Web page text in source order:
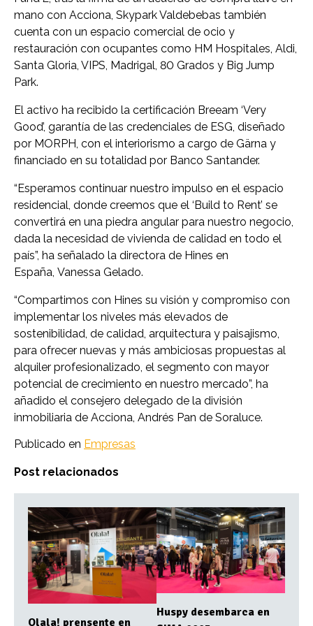
mano con Acciona, Skypark Valdebebas también
cuenta con un espacio comercial de ocio y
restauración con ocupantes como HM Hospitales, Aldi,
Santa Gloria, VIPS, Madrigal, 80 Grados y Big Jump
Park.
El activo ha recibido la certificación Breeam ‘Very
Good’, garantía de las credenciales de ESG, diseñado
por MORPH, con el interiorismo a cargo de Gärna y
financiado en su totalidad por Banco Santander.
“Esperamos continuar nuestro impulso en el espacio
residencial, donde creemos que el ‘Build to Rent’ se
convertirá en una piedra angular para nuestro negocio,
dada la necesidad de vivienda de calidad en todo el
país”, ha señalado la directora de Hines en
España, Vanessa Gelado.
“Compartimos con Hines su visión y compromiso con
implementar los niveles más elevados de
sostenibilidad, de calidad, arquitectura y paisajismo,
para ofrecer nuevas y más ambiciosas propuestas al
alquiler profesionalizado, el segmento con mayor
potencial de crecimiento en nuestro mercado”, ha
añadido el consejero delegado de la división
inmobiliaria de Acciona, Andrés Pan de Soraluce.
Publicado en Empresas
Post relacionados
Olala! prensente en
Huspy desembarca en